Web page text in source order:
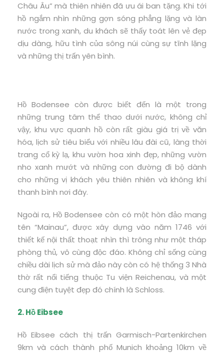
Châu Âu” mà thiên nhiên đã ưu ái ban tặng. Khi tới
hồ ngắm nhìn những gợn sóng phẳng lặng và làn
nước trong xanh, du khách sẽ thấy toát lên vẻ đẹp
dịu dàng, hữu tình của sông núi cùng sự tĩnh lặng
và những thị trấn yên bình.
Hồ Bodensee còn được biết đến là một trong
những trung tâm thể thao dưới nước, không chỉ
vậy, khu vực quanh hồ còn rất giàu giá trị về văn
hóa, lịch sử tiêu biểu với nhiều lâu đài cũ, làng thời
trang cổ kỳ lạ, khu vườn hoa xinh đẹp, những vườn
nho xanh mướt và những con đường đi bộ dành
cho những vị khách yêu thiên nhiên và không khí
thanh bình nơi đây.
Ngoài ra, Hồ Bodensee còn có một hòn đảo mang
tên “Mainau”, được xây dựng vào năm 1746 với
thiết kế nội thất thoạt nhìn thì trông như một tháp
phòng thủ, vô cùng độc đáo. Không chỉ sống cùng
chiều dài lịch sử mà đảo này còn có hệ thống 3 Nhà
thờ rất nổi tiếng thuộc Tu viện Reichenau, và một
cung điện tuyệt đẹp đó chính là Schloss.
2. Hồ Eibsee
Hồ Eibsee cách thị trấn Garmisch-Partenkirchen
9km và cách thành phố Munich khoảng 10km về